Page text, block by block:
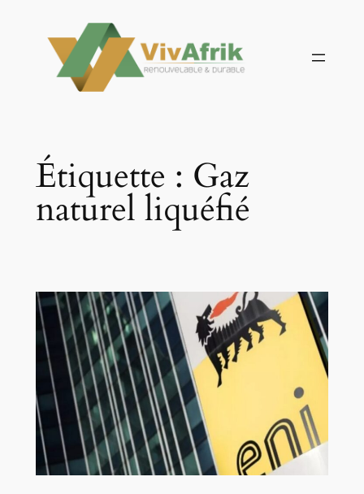
contenu
Étiquette : Gaz
naturel liquéfié